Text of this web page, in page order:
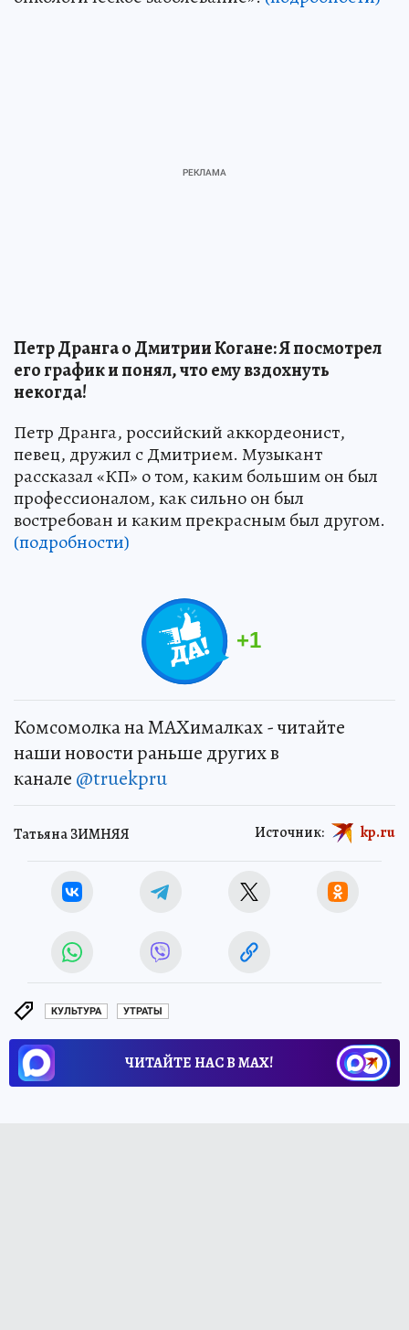
Петр Дранга о Дмитрии Когане: Я посмотрел
его график и понял, что ему вздохнуть
некогда!
Петр Дранга, российский аккордеонист,
певец, дружил с Дмитрием. Музыкант
рассказал «КП» о том, каким большим он был
профессионалом, как сильно он был
востребован и каким прекрасным был другом.
(подробности)
+1
Комсомолка на MAXималках - читайте
наши новости раньше других в
канале @truekpru
Татьяна ЗИМНЯЯ Источник: kp.ru
КУЛЬТУРА УТРАТЫ
ЧИТАЙТЕ НАС В МАХ!